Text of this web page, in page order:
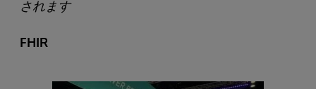
されます
FHIR